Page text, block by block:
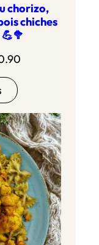
chorizo,
chiches
à
CHF 20.90